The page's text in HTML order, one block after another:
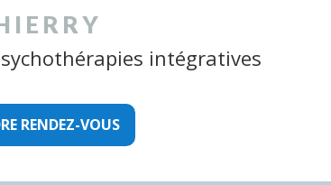
intégratives
RENDEZ-VOUS